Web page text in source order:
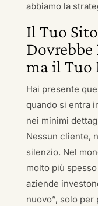
abbiamo la
Il Tuo
Dovrebbe
ma il Tuo
Hai presente
quando si entra
nei minimi
Nessun cliente,
silenzio. Nel
molto più
aziende
nuovo”, solo